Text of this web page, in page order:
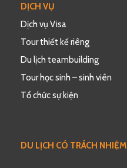
DỊCH VỤ
Dịch vụ Visa
Tour thiết kế riêng
Du lịch teambuilding
Tour học sinh – sinh viên
Tổ chức sự kiện
DU LỊCH CÓ TRÁCH NHIỆM